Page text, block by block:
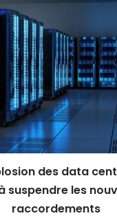
des data
suspendre les
raccordements